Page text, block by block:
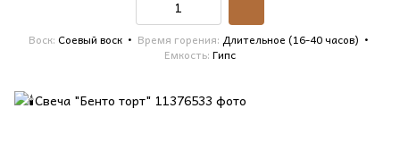
Воск Соевый воск Время горения Длительное (16-40 часов)
Емкость Гипс